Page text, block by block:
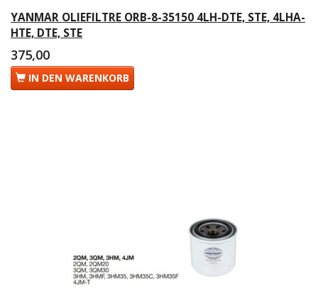
YANMAR OLIEFILTRE ORB-8-35150 4LH-DTE, STE, 4LHA-
HTE, DTE, STE
375,00
IN DEN WARENKORB